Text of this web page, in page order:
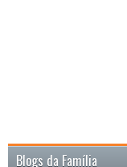
Blogs da Família